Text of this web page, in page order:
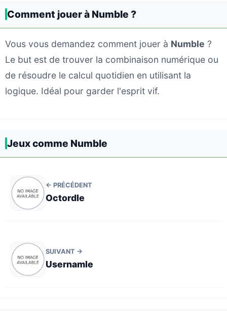
Comment jouer à Numble ?
Vous vous demandez comment jouer à Numble ?
Le but est de trouver la combinaison numérique ou
de résoudre le calcul quotidien en utilisant la
logique. Idéal pour garder l'esprit vif.
Jeux comme Numble
← PRÉCÉDENT
Octordle
SUIVANT →
Usernamle